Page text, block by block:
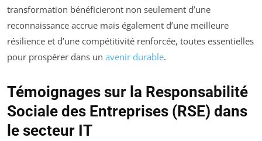
transformation bénéficieront non seulement d’une
reconnaissance accrue mais également d’une meilleure
résilience et d’une compétitivité renforcée, toutes essentielles
pour prospérer dans un avenir durable.
Témoignages sur la Responsabilité
Sociale des Entreprises (RSE) dans
le secteur IT